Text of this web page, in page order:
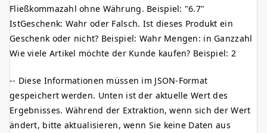
Fließkommazahl ohne Währung. Beispiel: "6.7"
IstGeschenk: Wahr oder Falsch. Ist dieses Produkt ein
Geschenk oder nicht? Beispiel: Wahr Mengen: in Ganzzahl
Wie viele Artikel möchte der Kunde kaufen? Beispiel: 2
-- Diese Informationen müssen im JSON-Format
gespeichert werden. Unten ist der aktuelle Wert des
Ergebnisses. Während der Extraktion, wenn sich der Wert
ändert, bitte aktualisieren, wenn Sie keine Daten aus